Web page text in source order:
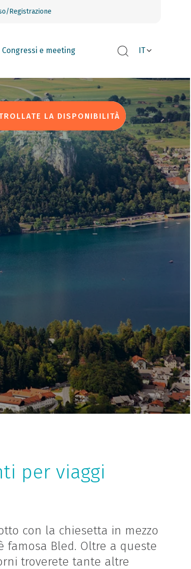
Registrazione
Congressi e meeting IT
LA DISPONIBILITÀ
per viaggi
con la chiesetta in mezzo
Bled. Oltre a queste
troverete tante altre